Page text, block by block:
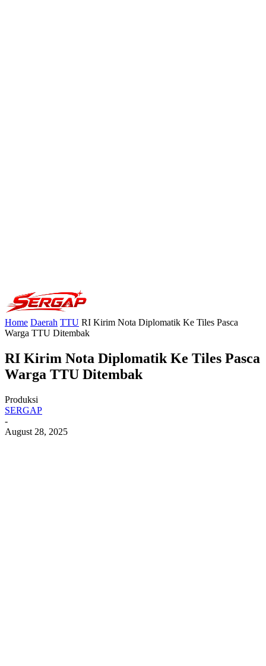
Home Daerah TTU RI Kirim Nota Diplomatik Ke Tiles Pasca
Warga TTU Ditembak
RI Kirim Nota Diplomatik Ke Tiles Pasca
Warga TTU Ditembak
Produksi
SERGAP
-
August 28, 2025